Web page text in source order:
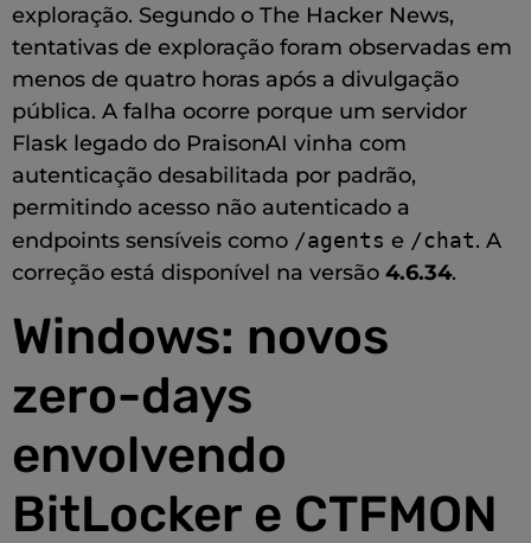
exploração. Segundo o The Hacker News,
tentativas de exploração foram observadas em
menos de quatro horas após a divulgação
pública. A falha ocorre porque um servidor
Flask legado do PraisonAI vinha com
autenticação desabilitada por padrão,
permitindo acesso não autenticado a
endpoints sensíveis como /agents e /chat. A
correção está disponível na versão 4.6.34.
Windows: novos
zero-days
envolvendo
BitLocker e CTFMON